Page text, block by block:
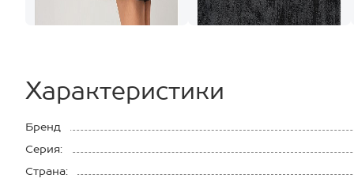
Характеристики
Бренд
Серия:
Страна: